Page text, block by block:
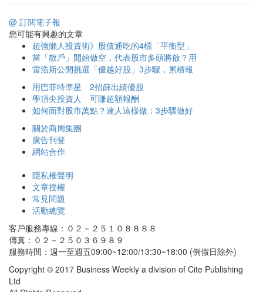
@ 訂閱電子報
您可能有興趣的文章
超強懶人投資術》股債通吃的4檔「平衡型」
當「散戶」開始做空，代表股市多頭將啟？用
雷浩斯公開挑選「優越好股」3步驟，累積報
用巴菲特準星 2招篩出績優股
學頂尖投資人 可賺超額報酬
如何面對股市萬點？達人這樣做：3步驟做好
關於商周集團
廣告刊登
網站合作
隱私權聲明
文章授權
常見問題
活動總覽
客戶服務專線：０２－２５１０８８８８
傳真：０２－２５０３６９８９
服務時間：週一至週五09:00~12:00/13:30~18:00 (例假日除外)
Copyright © 2017 Business Weekly a division of Cite Publishing
Ltd